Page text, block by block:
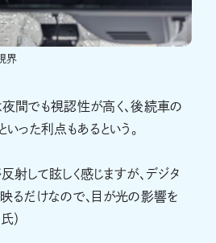
界
夜間でも視認性が高く、後続車の
いった利点もあるという。
反射して眩しく感じますが、デジタ
映るだけなので、目が光の影響を
）